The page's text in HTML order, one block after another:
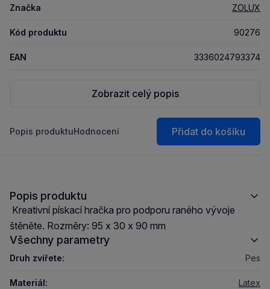
Značka ZOLUX
Kód produktu 90276
EAN 3336024793374
Zobrazit celý popis
Popis produktuHodnocení Přidat do košíku
Popis produktu
Kreativní pískací hračka pro podporu raného vývoje
štěněte. Rozměry: 95 x 30 x 90 mm
Všechny parametry
Druh zvířete: Pes
Materiál: Latex